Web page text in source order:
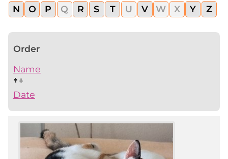
N O P Q R S T U V W X Y Z
Order
Name
Date